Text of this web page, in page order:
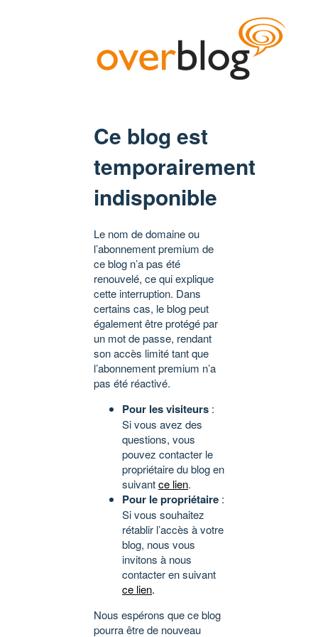
Ce blog est
temporairement
indisponible
Le nom de domaine ou
l’abonnement premium de
ce blog n’a pas été
renouvelé, ce qui explique
cette interruption. Dans
certains cas, le blog peut
également être protégé par
un mot de passe, rendant
son accès limité tant que
l’abonnement premium n’a
pas été réactivé.
Pour les visiteurs :
Si vous avez des
questions, vous
pouvez contacter le
propriétaire du blog en
suivantce lien.
Pour le propriétaire :
Si vous souhaitez
rétablir l’accès à votre
blog, nous vous
invitons à nous
contacter en suivant
ce lien.
Nous espérons que ce blog
pourra être de nouveau